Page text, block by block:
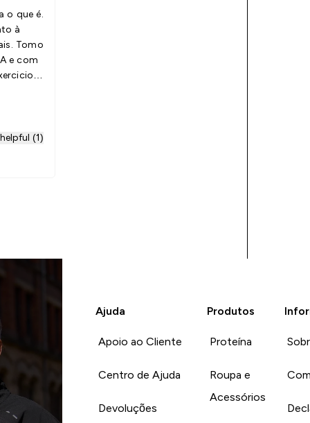
o que é.
à
Tomo
e com
é
(1)
Ajuda
Apoio ao Cliente
Centro de Ajuda
Devoluções
Produtos
Proteína
Roupa e
Acessórios